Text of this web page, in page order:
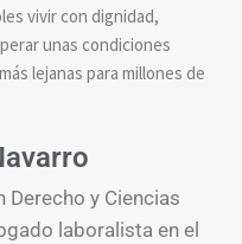
vivir con dignidad,
unas condiciones
lejanas para millones de
Derecho y Ciencias
laboralista en el